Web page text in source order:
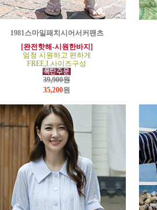
1981스마일패치시어서커팬츠
[완전핫해-시원한바지]
엄청 시원하고 편하게
FREE,L사이즈구성
39,900원
35,200원